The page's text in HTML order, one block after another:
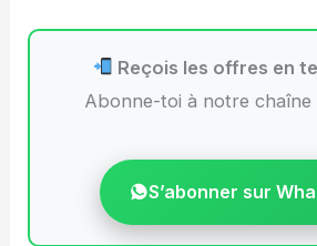
Reçois les offres en
Abonne-toi à notre chaîne
S’abonner sur